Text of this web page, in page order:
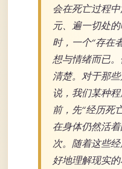
会在死亡过程
元、遍一切处
时，一个“存在
想与情绪而已
清楚。对于那
说，我们某种
前，先“经历死
在身体仍然活
次。随着这些
好地理解现实